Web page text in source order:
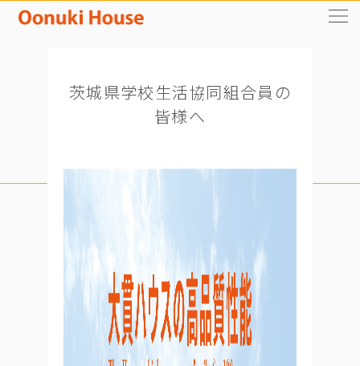
茨城県学校生活協同組合員の
皆様へ